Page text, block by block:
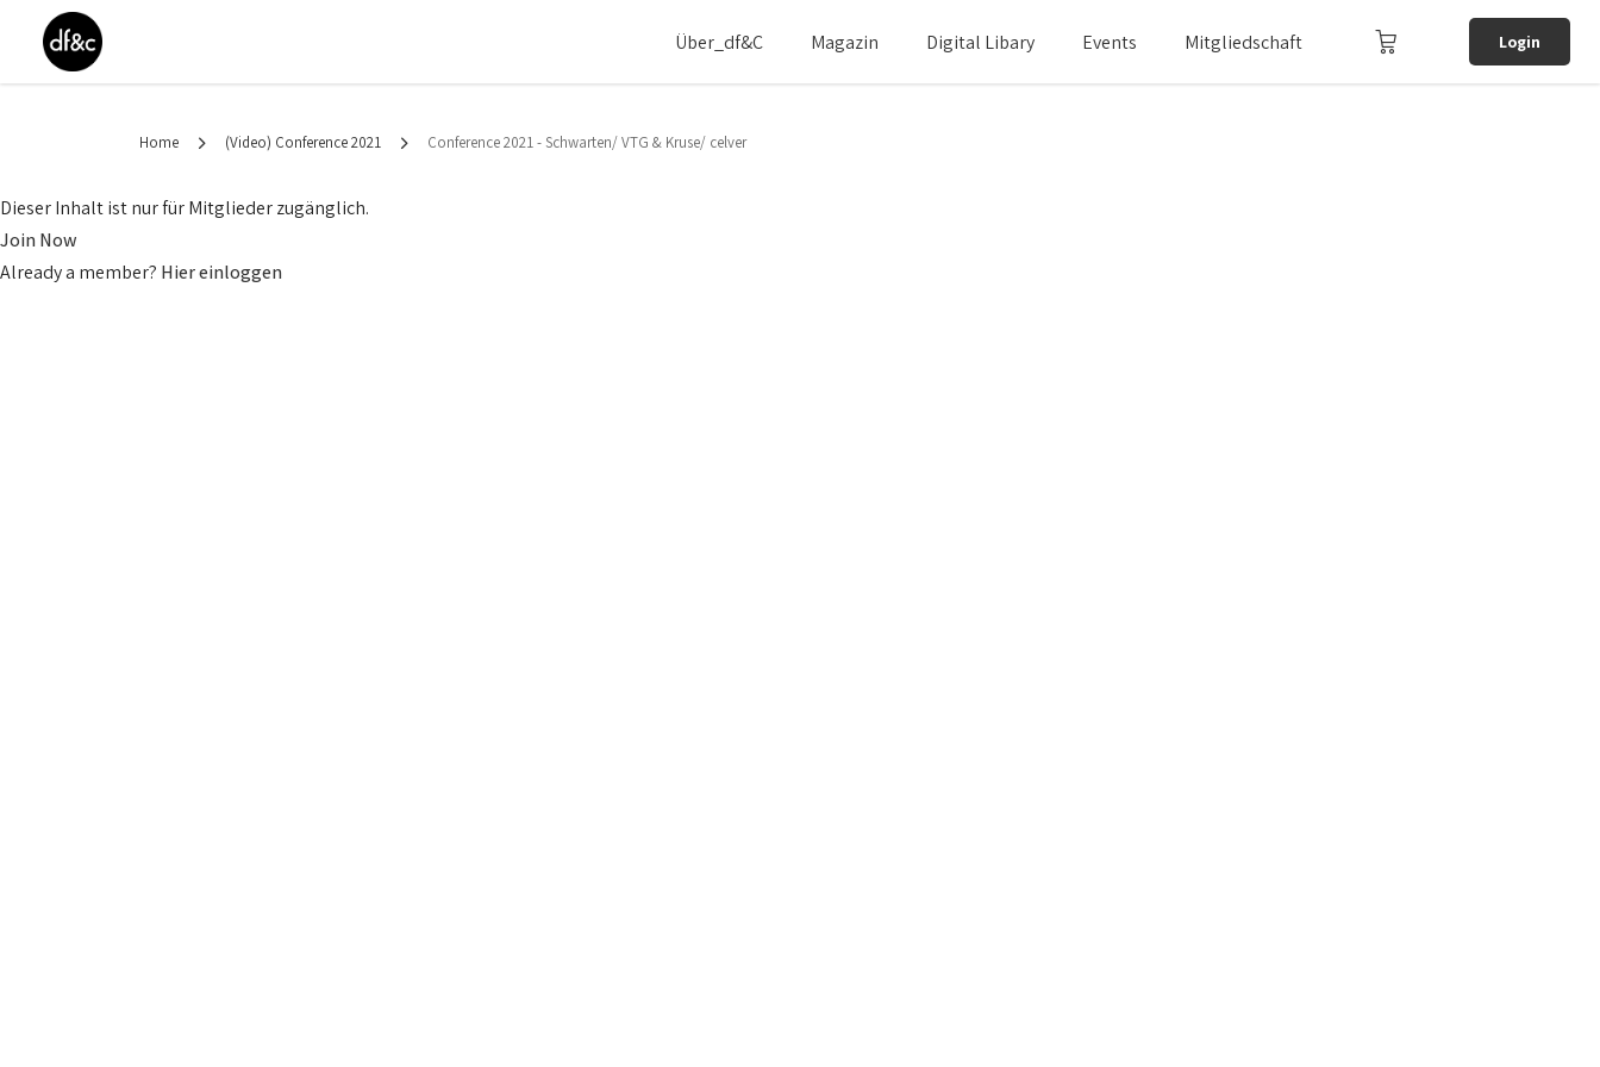
Über_df&c Magazin Digital Libary Events Mitgliedschaft Login
Home (Video) Conference 2021 Conference 2021 - Schwarten/ VTG & Kruse/ celver
Dieser Inhalt ist nur für Mitglieder zugänglich.
Join Now
Already a member? Hier einloggen